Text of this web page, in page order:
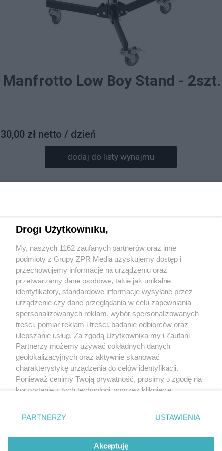
dodaj do listy wynajmu
Manfrotto Low Boy Stand - 2szt.
30,00 zł netto / dzień
03-994 Warszawa
sprzettv@grupazpr.pl
+48 781 818
293
Drogi Użytkowniku,
My, naszych 1162 zaufanych partnerów oraz inne
podmioty z Grupy ZPR Media uzyskujemy dostęp i
przechowujemy informacje na urządzeniu oraz
przetwarzamy dane osobowe, takie jak unikalne
identyfikatory, standardowe informacje wysyłane przez
urządzenie czy dane przeglądania w celu zapewniania
spersonalizowanych reklam, wybór spersonalizowanych
treści, pomiar reklam i treści, badanie odbiorców oraz
ulepszanie usług. Za zgodą Użytkownika my i Zaufani
Partnerzy możemy używać dokładnych danych
geolokalizacyjnych oraz aktywnie skanować
charakterystykę urządzenia do celów identyfikacji.
Ponieważ cenimy Twoją prywatność, prosimy o zgodę na
korzystanie z tych technologii poprzez kliknięcie
zmienić/wycofać klikając przycisk ustawień prywatności
znajdujący się w lewym dolnym rogu strony
rodzaje przetwarzania danych nie wymagają zgody
użytkownika, ale masz prawo sprzeciwić się takiemu
PARTNERZY USTAWIENIA
Akceptuję